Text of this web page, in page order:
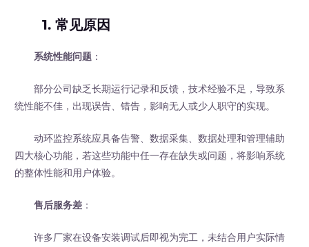
1. 常见原因
系统性能问题 ：
部分公司缺乏长期运行记录和反馈，技术经验不足，导致系
统性能不佳，出现误告、错告，影响无人或少人职守的实现。
动环监控系统应具备告警、数据采集、数据处理和管理辅助
四大核心功能，若这些功能中任一存在缺失或问题，将影响系统
的整体性能和用户体验。
售后服务差 ：
许多厂家在设备安装调试后即视为完工，未结合用户实际情